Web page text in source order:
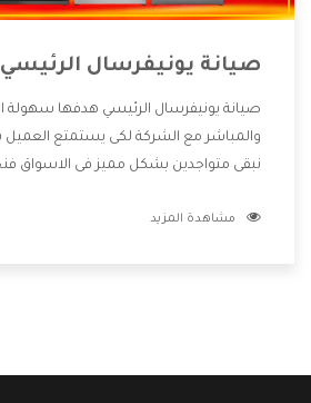
صيانة يونيفرسال الرئيسي
صيانة يونيفرسال الرئيسي هدفها سهولة
والمباشر مع الشركة لكى يستمتع العميل
نبقى متواجدين بشكل مميز فى الاسواق
الشركة بها والتى تكون منها خدمة الصيانة
مشاهدة المزيد